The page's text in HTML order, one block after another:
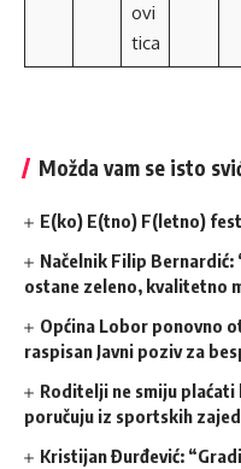
ovi
tica
Možda vam se isto
E(ko) E(tno) F(letno)
Načelnik Filip Bernardić:
ostane zeleno, kvalitetno
Općina Lobor ponovno
raspisan Javni poziv za
Roditelji ne smiju
poručuju iz sportskih
Kristijan Đurđević: